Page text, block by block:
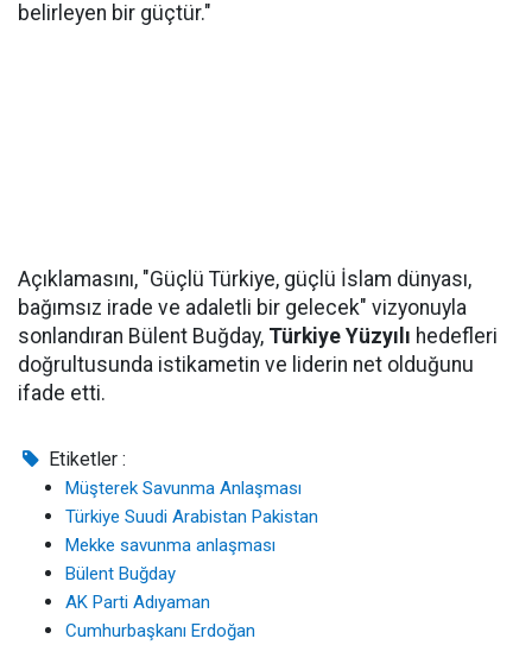
belirleyen bir güçtür."
Açıklamasını, "Güçlü Türkiye, güçlü İslam dünyası,
bağımsız irade ve adaletli bir gelecek" vizyonuyla
sonlandıran Bülent Buğday, Türkiye Yüzyılı hedefleri
doğrultusunda istikametin ve liderin net olduğunu
ifade etti.
Etiketler :
Müşterek Savunma Anlaşması
Türkiye Suudi Arabistan Pakistan
Mekke savunma anlaşması
Bülent Buğday
AK Parti Adıyaman
Cumhurbaşkanı Erdoğan